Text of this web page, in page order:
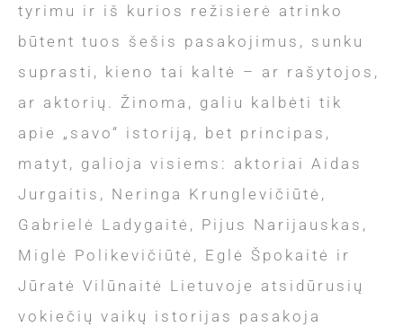
tyrimu ir iš kurios režisierė atrinko
būtent tuos šešis pasakojimus, sunku
suprasti, kieno tai kaltė – ar rašytojos,
ar aktorių. Žinoma, galiu kalbėti tik
apie „savo“ istoriją, bet principas,
matyt, galioja visiems: aktoriai Aidas
Jurgaitis, Neringa Krunglevičiūtė,
Gabrielė Ladygaitė, Pijus Narijauskas,
Miglė Polikevičiūtė, Eglė Špokaitė ir
Jūratė Vilūnaitė Lietuvoje atsidūrusių
vokiečių vaikų istorijas pasakoja